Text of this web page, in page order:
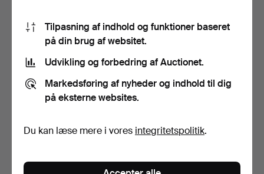
NILS-ERIK WIKEBÄCK. LEICA M3 Kamera med
Tilpasning af indhold og funktioner baseret
på din brug af websitet.
Udvikling og forbedring af Auctionet.
Markedsføring af nyheder og indhold til dig
på eksterne websites.
Du kan læse mere i vores integritetspolitik.